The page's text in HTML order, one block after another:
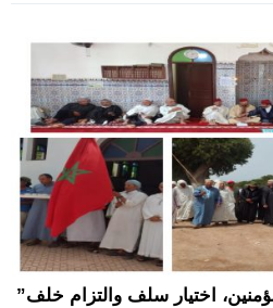
اختيار سلف والتزام خلف”